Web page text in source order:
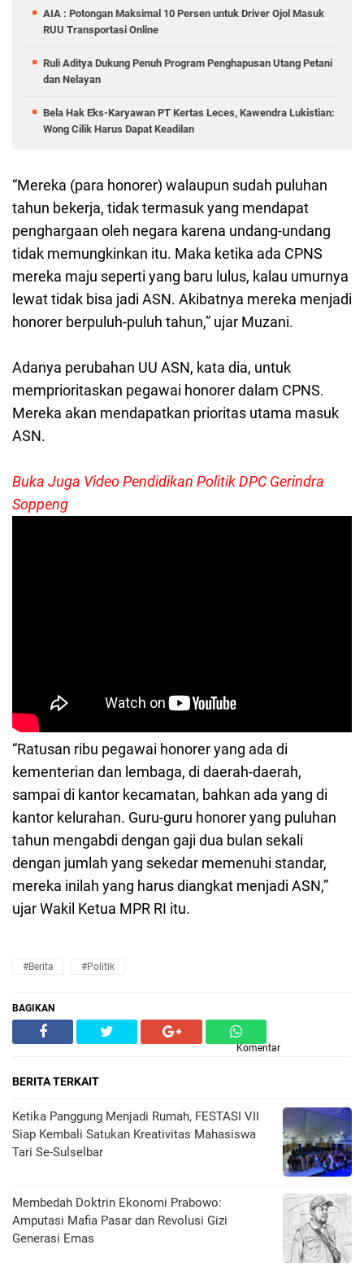
AIA : Potongan Maksimal 10 Persen untuk Driver Ojol Masuk
RUU Transportasi Online
Ruli Aditya Dukung Penuh Program Penghapusan Utang Petani
dan Nelayan
Bela Hak Eks-Karyawan PT Kertas Leces, Kawendra Lukistian:
Wong Cilik Harus Dapat Keadilan
“Mereka (para honorer) walaupun sudah puluhan
tahun bekerja, tidak termasuk yang mendapat
penghargaan oleh negara karena undang-undang
tidak memungkinkan itu. Maka ketika ada CPNS
mereka maju seperti yang baru lulus, kalau umurnya
lewat tidak bisa jadi ASN. Akibatnya mereka menjadi
honorer berpuluh-puluh tahun,” ujar Muzani.
Adanya perubahan UU ASN, kata dia, untuk
memprioritaskan pegawai honorer dalam CPNS.
Mereka akan mendapatkan prioritas utama masuk
ASN.
Buka Juga Video Pendidikan Politik DPC Gerindra
Soppeng
“Ratusan ribu pegawai honorer yang ada di
kementerian dan lembaga, di daerah-daerah,
sampai di kantor kecamatan, bahkan ada yang di
kantor kelurahan. Guru-guru honorer yang puluhan
tahun mengabdi dengan gaji dua bulan sekali
dengan jumlah yang sekedar memenuhi standar,
mereka inilah yang harus diangkat menjadi ASN,”
ujar Wakil Ketua MPR RI itu.
#Berita #Politik
BAGIKAN
Komentar
BERITA TERKAIT
Ketika Panggung Menjadi Rumah, FESTASI VII
Siap Kembali Satukan Kreativitas Mahasiswa
Tari Se-Sulselbar
Membedah Doktrin Ekonomi Prabowo:
Amputasi Mafia Pasar dan Revolusi Gizi
Generasi Emas